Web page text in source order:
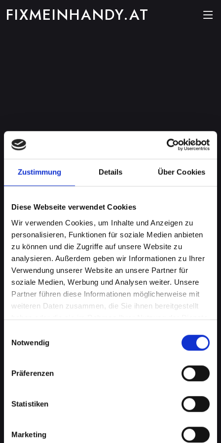
Zustimmung Details Über Cookies
Diese Webseite verwendet Cookies
Wir verwenden Cookies, um Inhalte und Anzeigen zu
personalisieren, Funktionen für soziale Medien anbieten
zu können und die Zugriffe auf unsere Website zu
analysieren. Außerdem geben wir Informationen zu Ihrer
Verwendung unserer Website an unsere Partner für
soziale Medien, Werbung und Analysen weiter. Unsere
Partner führen diese Informationen möglicherweise mit
weiteren Daten zusammen, die Sie ihnen bereitgestellt
haben oder die sie im Rahmen Ihrer Nutzung der Dienste
Notwendig
Präferenzen
Statistiken
Marketing
FIXMEINHANDY.AT
Displayprobleme bei Ihrem
IPHONE-12-PRO-MAX in Bad-
schönau schnell beheben
Ein beschädigtes oder defektes Display bei
Ihrem IPHONE-12-PRO-MAX kann mehr als nur
ein optisches Ärgernis sein. Es beeinträchtigt
die Benutzerfreundlichkeit, verringert die
Lesbarkeit und kann sogar die Touch-
Funktionalität einschränken. Von Rissen bis zu